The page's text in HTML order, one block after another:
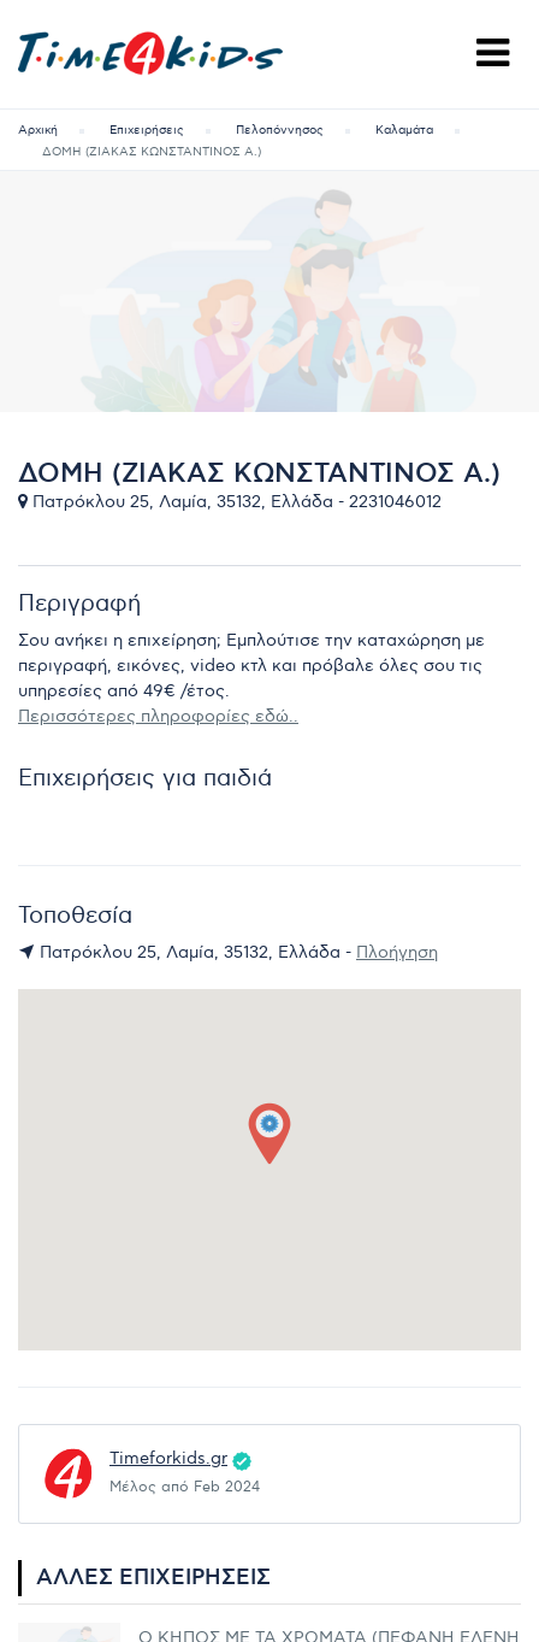
Αρχική Επιχειρήσεις Πελοπόννησος
Καλαμάτα
ΔΟΜΗ (ΖΙΑΚΑΣ ΚΩΝΣΤΑΝΤΊΝΟΣ Α.)
ΔΟΜΗ (ΖΙΑΚΑΣ ΚΩΝΣΤΑΝΤΊΝΟΣ Α.)
Πατρόκλου 25, Λαμία, 35132, Ελλάδα - 2231046012
Περιγραφή
Σου ανήκει η επιχείρηση; Εμπλούτισε την καταχώρηση με
περιγραφή, εικόνες, video κτλ και πρόβαλε όλες σου τις
υπηρεσίες από 49€ /έτος.
Περισσότερες πληροφορίες εδώ..
Επιχειρήσεις για παιδιά
Τοποθεσία
Πατρόκλου 25, Λαμία, 35132, Ελλάδα - Πλοήγηση
Timeforkids.gr
Μέλος από Feb 2024
ΆΛΛΕΣ ΕΠΙΧΕΙΡΉΣΕΙΣ